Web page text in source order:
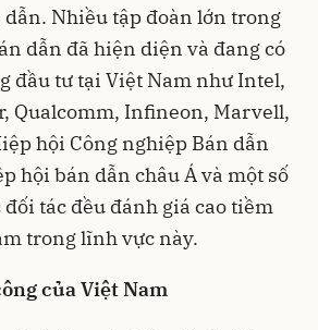
Nhiều tập đoàn lớn trong
dẫn đã hiện diện và đang có
đầu tư tại Việt Nam như Intel,
Qualcomm, Infineon, Marvell,
hội Công nghiệp Bán dẫn
hội bán dẫn châu Á và một số
tác đều đánh giá cao tiềm
trong lĩnh vực này.
của Việt Nam